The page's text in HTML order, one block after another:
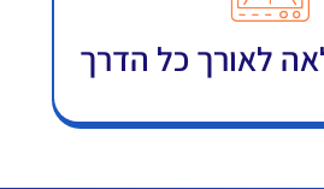
לאורך כל הדרך